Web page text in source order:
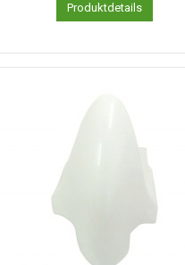
Produktdetails